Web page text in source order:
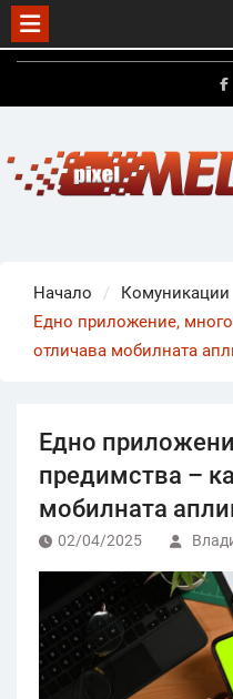
Skip
Начало
Комуникации
Едно приложение,
отличава мобилната
Едно
предимства –
мобилната
02/04/2025